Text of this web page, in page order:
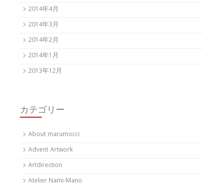
2014年4月
2014年3月
2014年2月
2014年1月
2013年12月
カテゴリー
About marumocci
Advent Artwork
Artdirection
Atelier Nami-Mano